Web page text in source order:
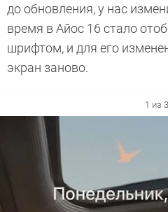
до обновления, у нас
время в Айос 16 стало
шрифтом, и для его
экран заново.
1 из 3